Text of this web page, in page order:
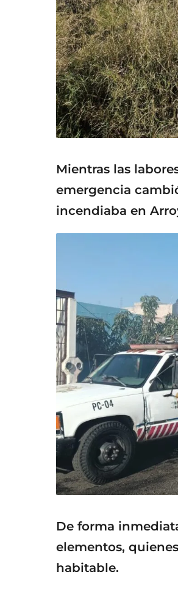
Mientras las
emergencia
incendiaba en
De forma
elementos,
habitable.